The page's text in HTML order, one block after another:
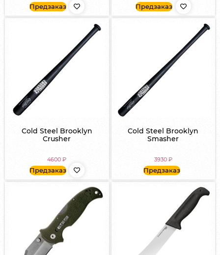
Предзаказ Предзаказ
Cold Steel Brooklyn
Crusher
4600₽
Предзаказ
Cold Steel Brooklyn
Smasher
3930 ₽
Предзаказ